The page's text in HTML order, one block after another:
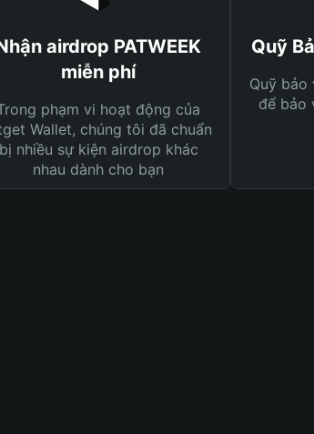
airdrop PATWEEK
miễn phí
phạm vi hoạt động của
Wallet, chúng tôi đã chuẩn
bị nhiều sự kiện airdrop khác
nhau dành cho bạn
Quỹ
Quỹ bảo
để bảo